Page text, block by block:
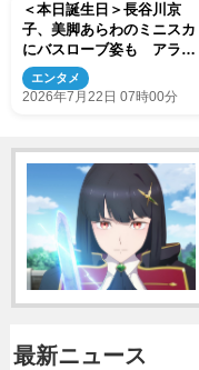
＜本日誕生日＞長谷川京
子、美脚あらわのミニスカ
にバスローブ姿も アラフ
ィフと思えない美スタイ
ル！
エンタメ
2026年7月22日 07時00分
最新ニュース